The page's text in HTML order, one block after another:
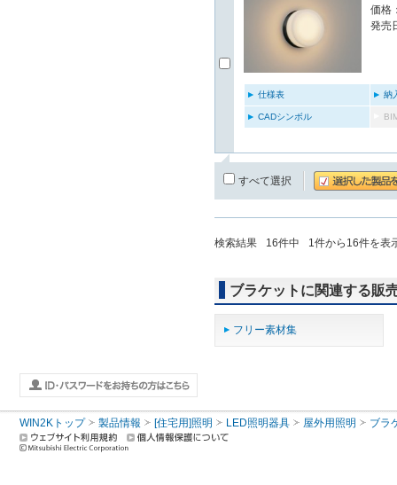
価格
発売
仕様表 納
CADシンボル
すべて選択
検索結果 16件中 1件から 16件を表
ブラケットに関連する販
フリー素材集
WIN2Kトップ 製品情報 [住宅用]照明 LED照明器具 屋外用照明 ブラ